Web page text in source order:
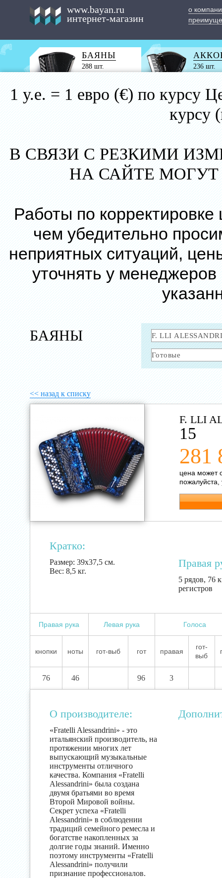
www.bayan.ru
интернет-магазин
о
БАЯНЫ
288 шт. 236 шт.
1 у.е. = 1 евро (€) по курсу
курсу
В СВЯЗИ С РЕЗКИМИ
НА САЙТЕ
Работы по
чем убедительно
неприятных ситуаций,
уточнять у
БАЯНЫ
<< назад к списку
F. LLI
15
281
цена может
пожалуйста,
Кратко:
Размер: 39х37,5 см.
Вес: 8,5 кг.
Правая
5 рядов, 76
регистров
Правая рука Левая рука Голоса
кнопки ноты гот-выб гот правая
гот-
выб
76 46 96 3
О производителе:
«Fratelli Alessandrini» - это
итальянский производитель, на
протяжении многих лет
выпускающий музыкальные
инструменты отличного
качества. Компания «Fratelli
Alessandrini» была создана
двумя братьями во время
Второй Мировой войны.
Секрет успеха «Fratelli
Alessandrini» в соблюдении
традиций семейного ремесла и
богатстве накопленных за
долгие годы знаний. Именно
поэтому инструменты «Fratelli
Alessandrini» получили
признание профессионалов.